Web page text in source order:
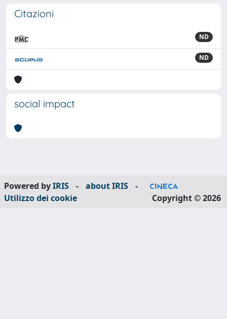
Citazioni
ND
ND
social impact
Powered byIRIS - about IRIS
-
Utilizzo dei cookie
Copyright © 2026